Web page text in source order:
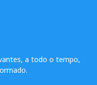
a todo o tempo,